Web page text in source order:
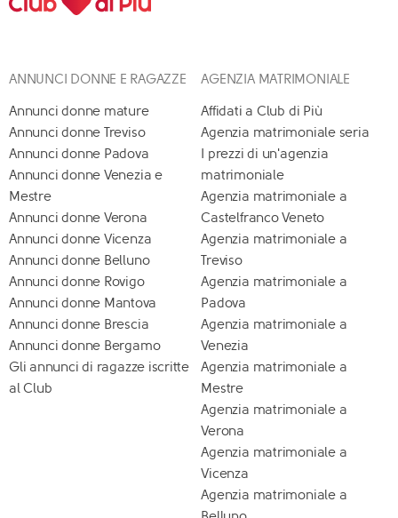
ANNUNCI DONNE E RAGAZZE
Annunci donne mature
Annunci donne Treviso
Annunci donne Padova
Annunci donne Venezia e
Mestre
Annunci donne Verona
Annunci donne Vicenza
Annunci donne Belluno
Annunci donne Rovigo
Annunci donne Mantova
Annunci donne Brescia
Annunci donne Bergamo
Gli annunci di ragazze iscritte
al Club
AGENZIA MATRIMONIALE
Affidati a Club di Più
Agenzia matrimoniale seria
I prezzi di un'agenzia
matrimoniale
Agenzia matrimoniale a
Castelfranco Veneto
Agenzia matrimoniale a
Treviso
Agenzia matrimoniale a
Padova
Agenzia matrimoniale a
Venezia
Agenzia matrimoniale a
Mestre
Agenzia matrimoniale a
Verona
Agenzia matrimoniale a
Vicenza
Agenzia matrimoniale a